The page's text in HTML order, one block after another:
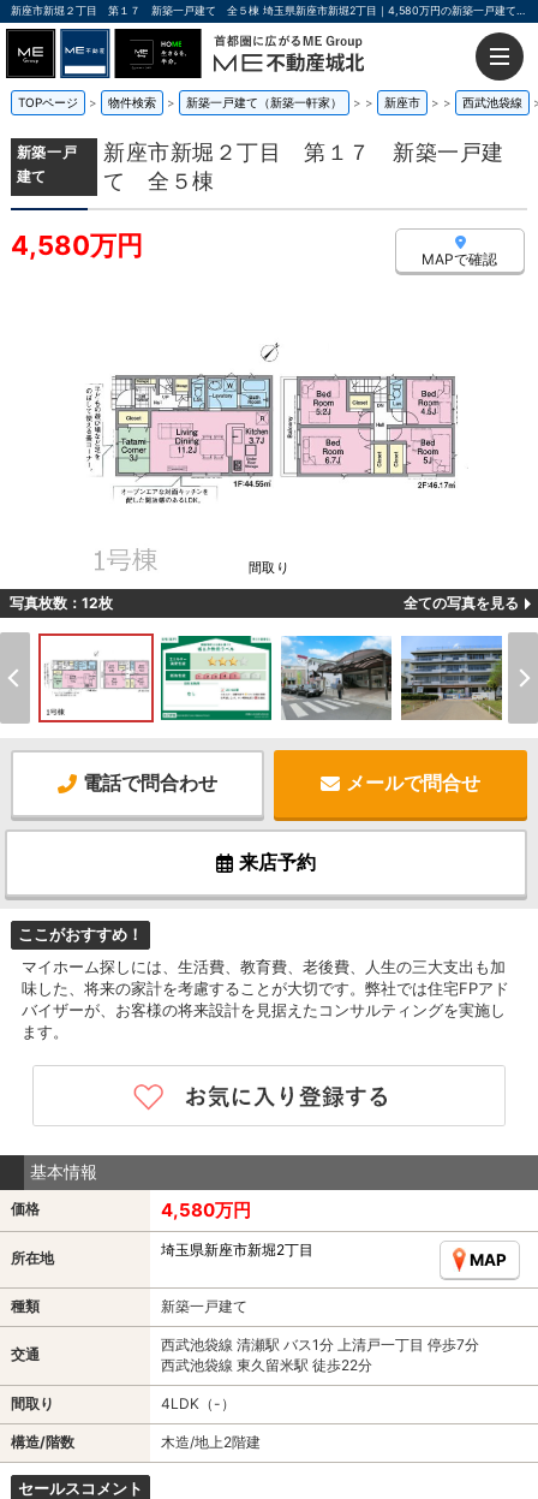
TOPページ 物件検索 新築一戸建て（新築一軒家） > 新座市 > 西武池袋線
新築一戸
建て
新座市新堀２丁目 第１７ 新築一戸建
て 全５棟
4,580万円 MAPで確認
間取り
写真枚数：12枚 全ての写真を見る
電話で問合わせ メールで問合せ
来店予約
ここがおすすめ！
マイホーム探しには、生活費、教育費、老後費、人生の三大支出も加
味した、将来の家計を考慮することが大切です。弊社では住宅FPアド
バイザーが、お客様の将来設計を見据えたコンサルティングを実施し
ます。
基本情報
価格 4,580万円
所在地 埼玉県新座市新堀2丁目
MAP
種類 新築一戸建て
交通
西武池袋線 清瀬駅 バス1分 上清戸一丁目 停歩7分
西武池袋線 東久留米駅 徒歩22分
間取り 4LDK（-）
構造/階数 木造/地上2階建
セールスコメント